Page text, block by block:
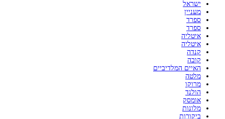
ישראל
מעניין
ספרד
ספרד
איטליה
איטליה
קנדה
קובה
האיים המלדיביים
מלטה
מרוקו
הולנד
אומסק
מלונות
ביקורות